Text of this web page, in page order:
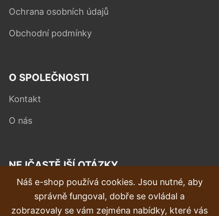
Ochrana osobních údajů
Obchodní podmínky
O SPOLEČNOSTI
Kontakt
O nás
NEJČASTĚJŠÍ OTÁZKY
Reklamace
Doprava a doručení
Náš e-shop používá cookies. Jsou nutné, aby
správně fungoval, dobře se ovládal a
zobrazovaly se vám zejména nabídky, které vás